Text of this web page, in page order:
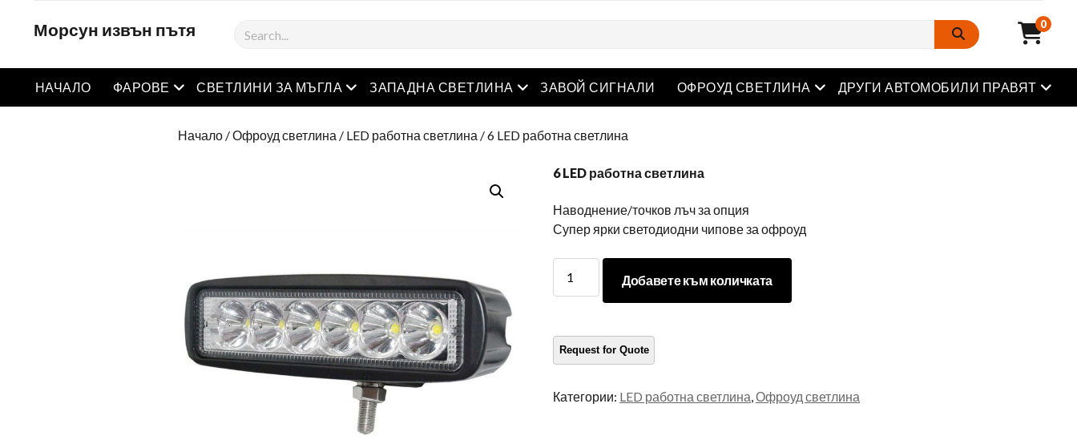
Морсун извън пътя Търсене 0
НАЧАЛО ФАРОВЕ Отворете менюто
СВЕТЛИНИ ЗА МЪГЛА Отворете менюто
ЗАПАДНА СВЕТЛИНА Отворете менюто
ЗАВОЙ СИГНАЛИ ОФРОУД СВЕТЛИНА Отворете менюто
ДРУГИ АВТОМОБИЛИ ПРАВЯТ
Начало /Офроуд светлина / LED работна светлина / 6 LED работна светлина
6 LED работна светлина
Наводнение/точков лъч за опция
Супер ярки светодиодни чипове за офроуд
LED
количество
Добавете към количката
Категории: LED работна светлина,Офроуд светлина